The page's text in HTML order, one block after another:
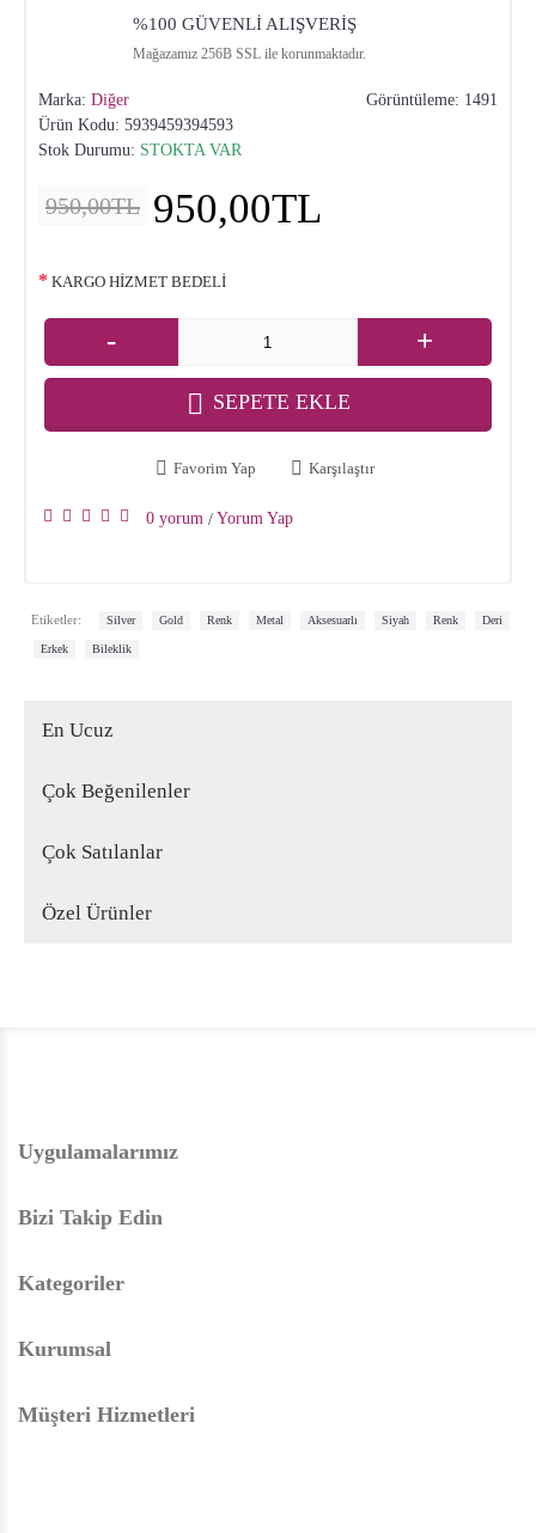
%100 GÜVENLİ ALIŞVERİŞ
Mağazamız 256B SSL ile korunmaktadır.
Görüntüleme: 1491
Marka: Diğer
Ürün Kodu: 5939459394593
Stok Durumu: STOKTA VAR
950,00TL 950,00TL
KARGO HİZMET BEDELİ
- +
SEPETE EKLE
Favorim Yap Karşılaştır
0 yorum / Yorum Yap
Etiketler: Silver Gold Renk Metal Aksesuarlı Siyah Renk Deri
Erkek Bileklik
En Ucuz
Çok Beğenilenler
Çok Satılanlar
Özel Ürünler
Uygulamalarımız
Bizi Takip Edin
Kategoriler
Kurumsal
Müşteri Hizmetleri